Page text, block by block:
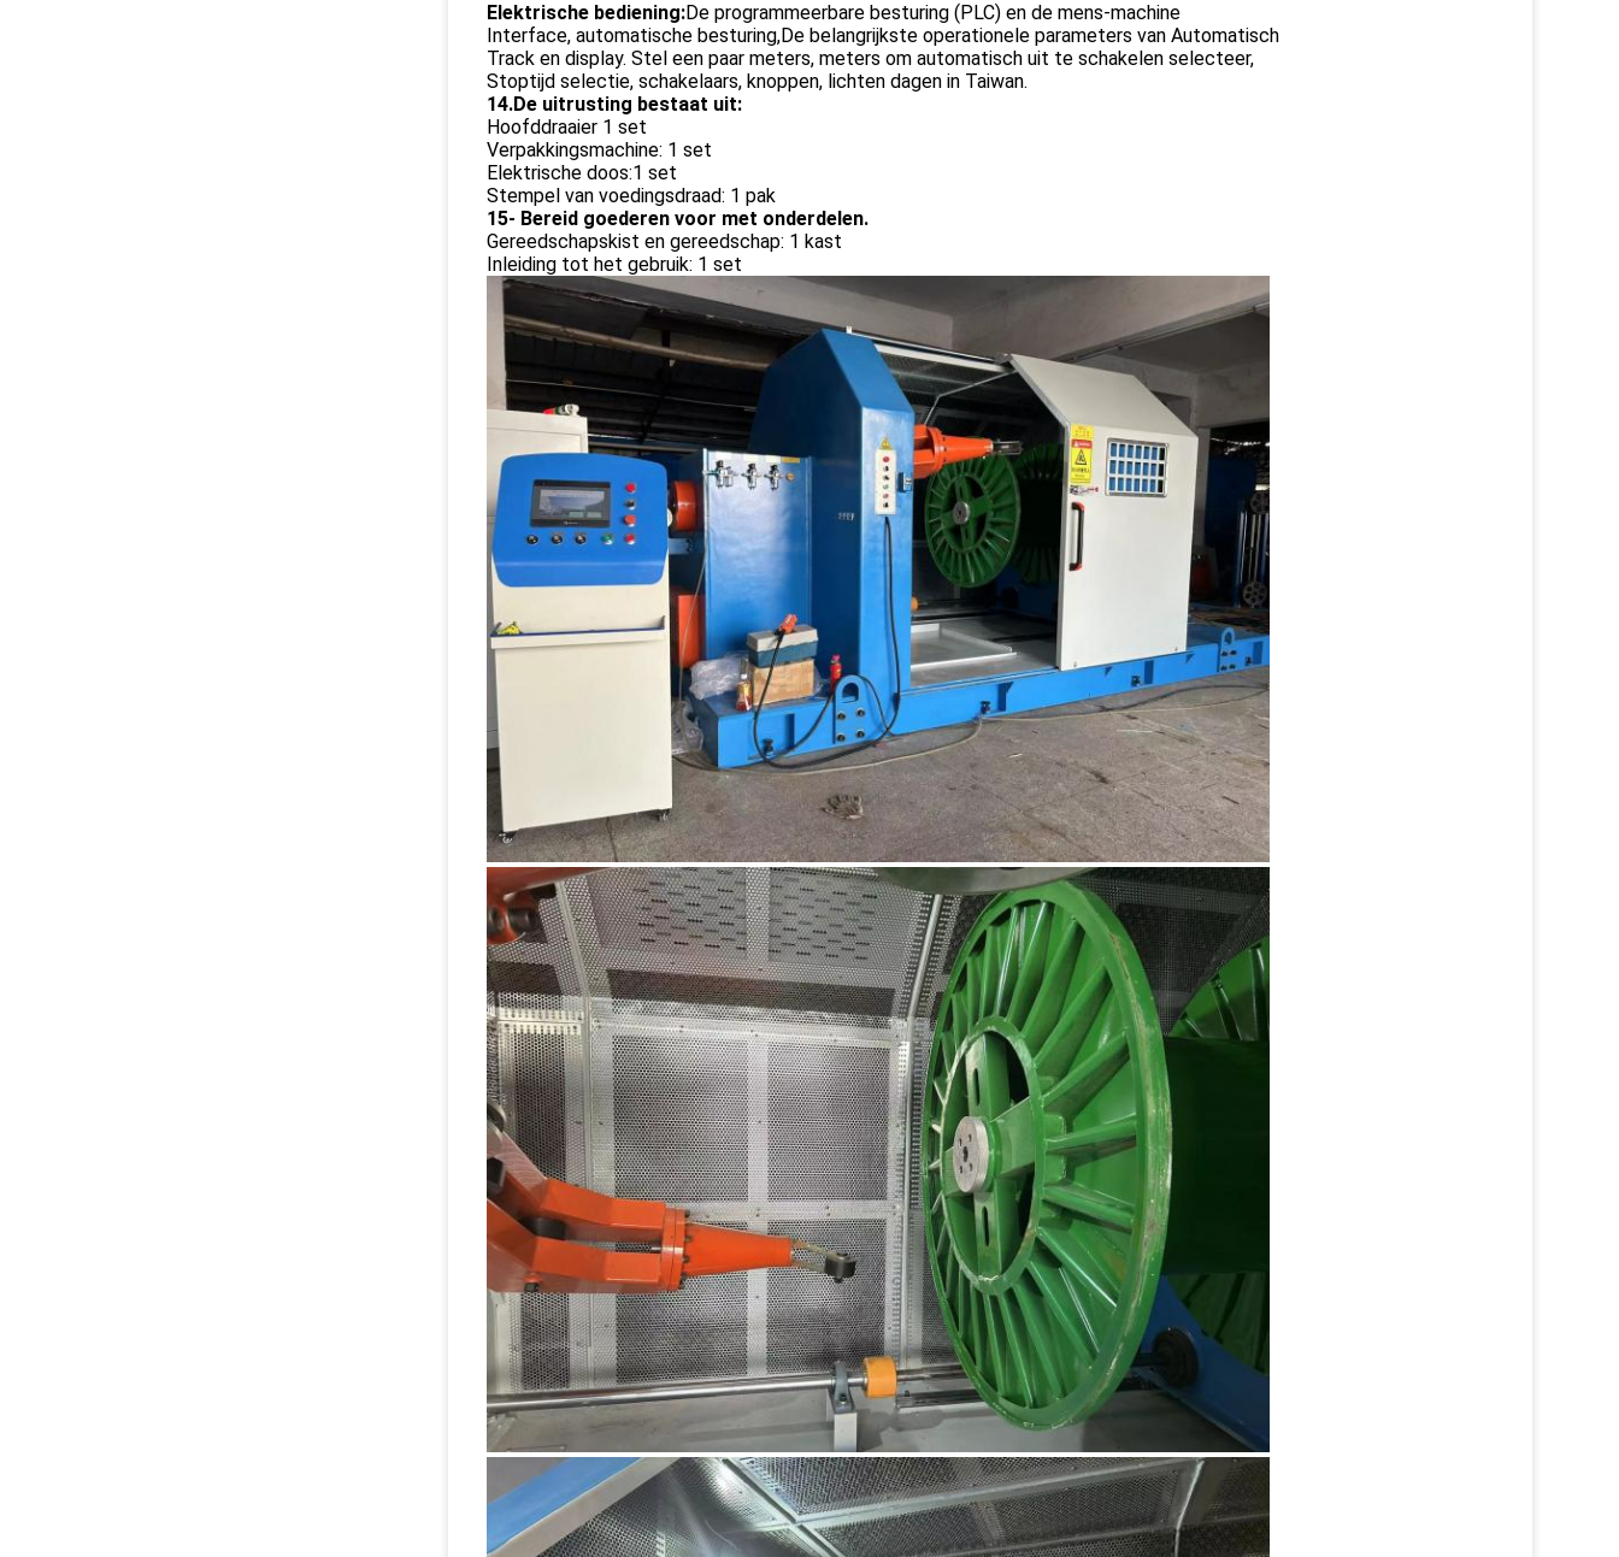
Elektrische bediening:De programmeerbare besturing (PLC) en de mens-machine
Interface, automatische besturing,De belangrijkste operationele parameters van Automatisch
Track en display. Stel een paar meters, meters om automatisch uit te schakelen selecteer,
Stoptijd selectie, schakelaars, knoppen, lichten dagen in Taiwan.
14.De uitrusting bestaat uit:
Hoofddraaier 1 set
Verpakkingsmachine: 1 set
Elektrische doos:1 set
Stempel van voedingsdraad: 1 pak
15- Bereid goederen voor met onderdelen.
Gereedschapskist en gereedschap: 1 kast
Inleiding tot het gebruik: 1 set